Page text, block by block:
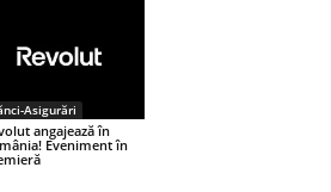
Asigurări
angajează în
Eveniment în